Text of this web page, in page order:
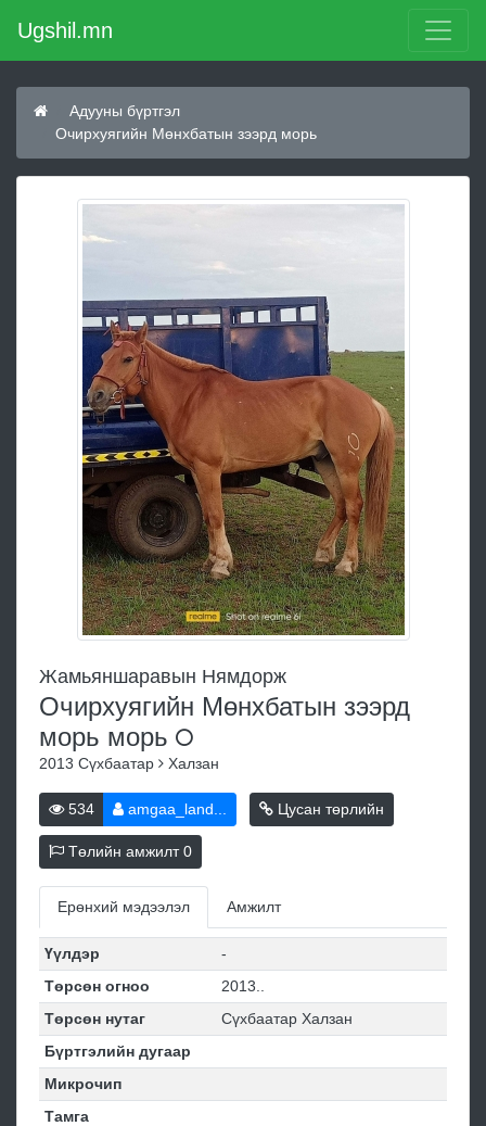
Ugshil.mn
Адууны бүртгэл
Очирхуягийн Мөнхбатын зээрд морь
Жамьяншаравын Нямдорж
Очирхуягийн Мөнхбатын зээрд
морь морь
2013 Сүхбаатар Халзан
534 amgaa_land... Цусан төрлийн
Төлийн амжилт0
Ерөнхий мэдээлэл Амжилт
Үүлдэр
-
Төрсөн огноо
2013..
Төрсөн нутаг
Сүхбаатар Халзан
Бүртгэлийн дугаар
Микрочип
Тамга